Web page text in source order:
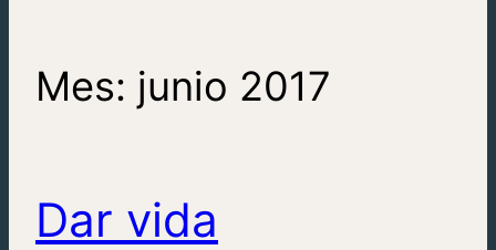
Mes: junio 2017
Dar vida